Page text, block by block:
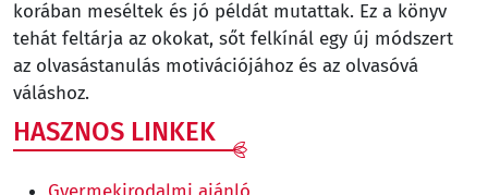
korában meséltek és jó példát mutattak. Ez a könyv
tehát feltárja az okokat, sőt felkínál egy új módszert
az olvasástanulás motivációjához és az olvasóvá
váláshoz.
HASZNOS LINKEK